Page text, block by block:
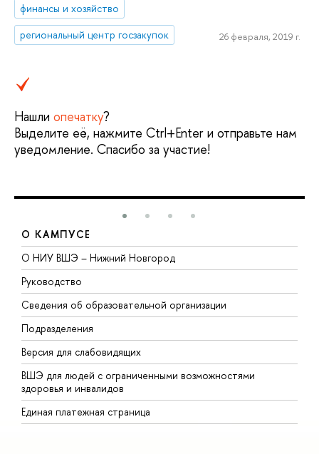
финансы и хозяйство
региональный центр госзакупок
26 февраля, 2019 г.
Нашли опечатку?
Выделите её, нажмите Ctrl+Enter и отправьте нам
уведомление. Спасибо за участие!
О КАМПУСЕ
О НИУ ВШЭ – Нижний Новгород
Руководство
Сведения об образовательной организации
Подразделения
Версия для слабовидящих
ВШЭ для людей с ограниченными возможностями
здоровья и инвалидов
Единая платежная страница